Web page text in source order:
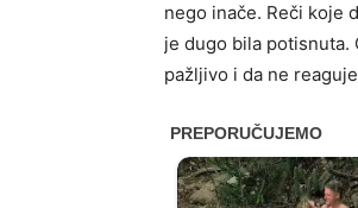
nego inače. Reči koje
je dugo bila potisnuta.
pažljivo i da ne